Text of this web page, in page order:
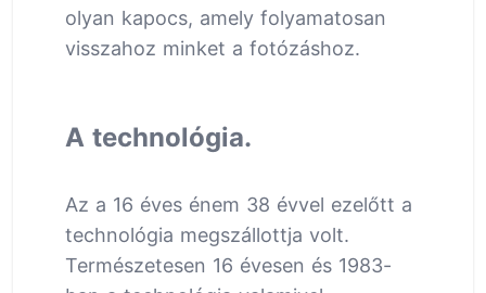
olyan kapocs, amely folyamatosan
visszahoz minket a fotózáshoz.
A technológia.
Az a 16 éves énem 38 évvel ezelőtt a
technológia megszállottja volt.
Természetesen 16 évesen és 1983-